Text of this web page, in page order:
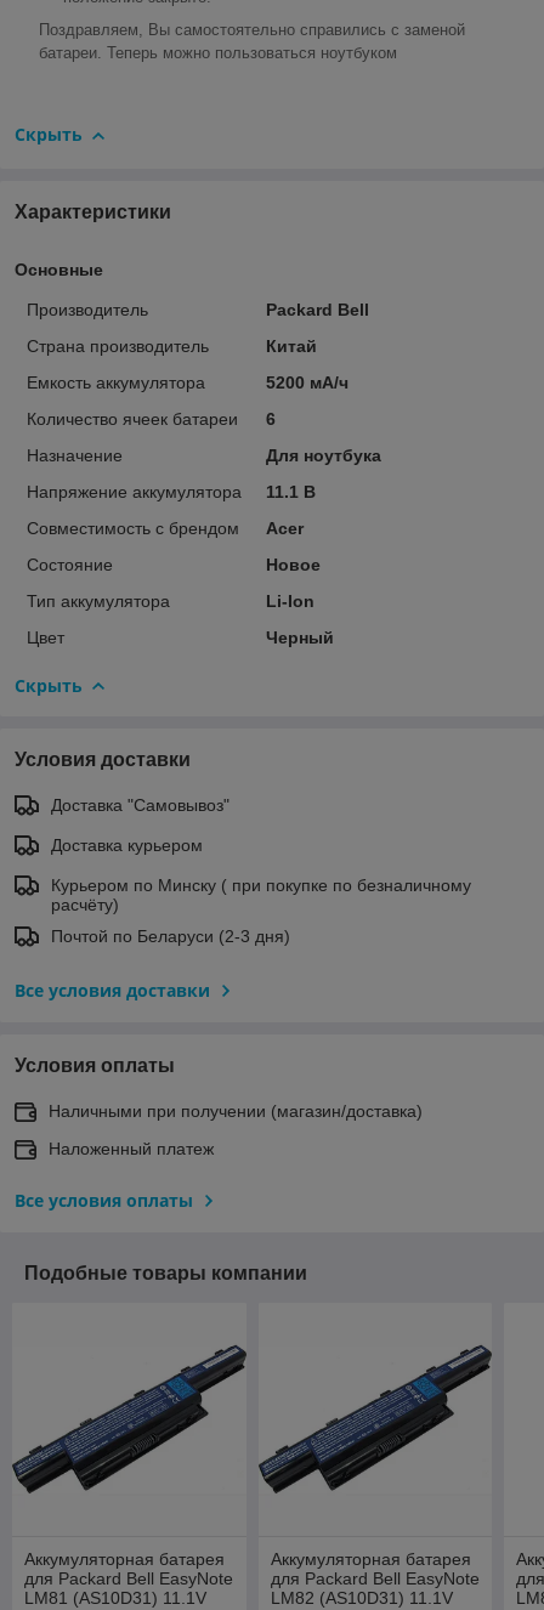
Поздравляем, Вы самостоятельно справились с заменой
батареи. Теперь можно пользоваться ноутбуком
Скрыть
Характеристики
Основные
Производитель
Packard Bell
Страна производитель
Китай
Емкость аккумулятора
5200 мА/ч
Количество ячеек батареи
6
Назначение
Для ноутбука
Напряжение аккумулятора
11.1 В
Совместимость с брендом
Acer
Состояние
Новое
Тип аккумулятора
Li-Ion
Цвет
Черный
Скрыть
Условия доставки
Доставка "Самовывоз"
Доставка курьером
Курьером по Минску ( при покупке по безналичному
расчёту)
Почтой по Беларуси (2-3 дня)
Все условия доставки
Условия оплаты
Наличными при получении (магазин/доставка)
Наложенный платеж
Все условия оплаты
Подобные товары компании
Аккумуляторная батарея
для Packard Bell EasyNote
LM81 (AS10D31) 11.1V
Аккумуляторная батарея
для Packard Bell EasyNote
LM82 (AS10D31) 11.1V